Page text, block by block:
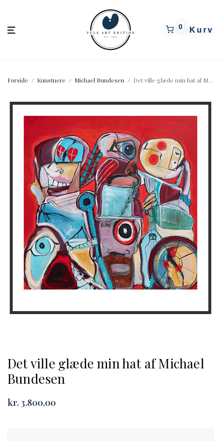
0
Forside / Kunstnere / Michael Bundesen / Det ville glæde min hat af Michael Bundesen
Det ville glæde min hat af Michael
Bundesen
kr. 3.800,00